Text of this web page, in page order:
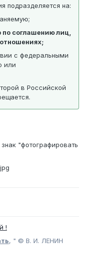
подразделяется на:
соглашению лиц,
с федеральными
или
в Российской
"фотографировать
!
, " © В. И. ЛЕНИН